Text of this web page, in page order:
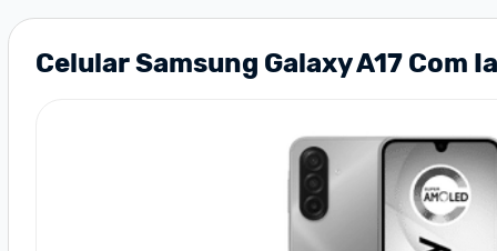
Celular Samsung Galaxy A17 Com